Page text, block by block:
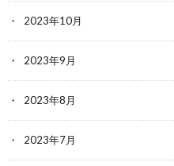
2023年10月
2023年9月
2023年8月
2023年7月